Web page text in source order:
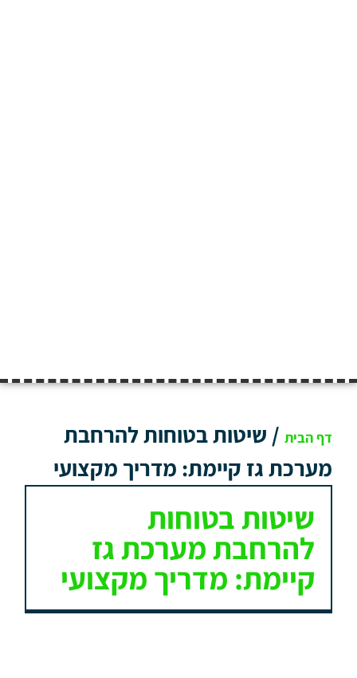
דף הבית / שיטות בטוחות להרחבת
מערכת גז קיימת: מדריך מקצועי
שיטות בטוחות
להרחבת מערכת גז
קיימת: מדריך מקצועי